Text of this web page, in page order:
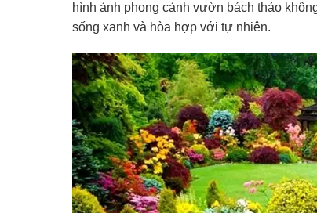
hình ảnh phong cảnh vườn bách thảo
sống xanh và hòa hợp với tự nhiên.